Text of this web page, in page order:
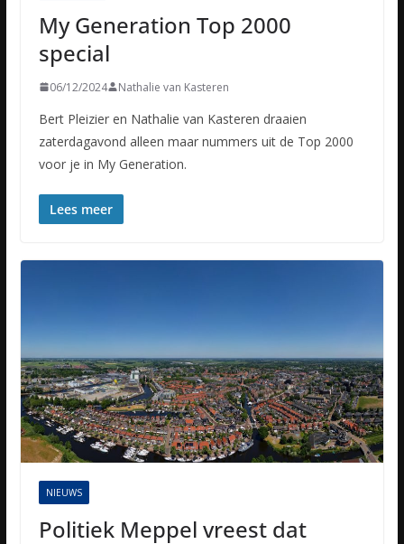
My Generation Top 2000
special
06/12/2024 Nathalie van Kasteren
Bert Pleizier en Nathalie van Kasteren draaien
zaterdagavond alleen maar nummers uit de Top 2000
voor je in My Generation.
Lees meer
NIEUWS
Politiek Meppel vreest dat